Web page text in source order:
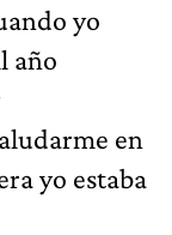
yo
año
en
yo estaba